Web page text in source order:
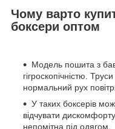
Чому варто
боксери оптом
Модель пошита з
гігроскопічністю.
нормальний рух
У таких боксерів
відчувати
непомітна під одягом.